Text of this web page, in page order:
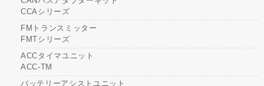
CCAシリーズ
FMトランスミッター
FMTシリーズ
ACCタイマユニット
ACC-TM
バッテリーアシストユニット